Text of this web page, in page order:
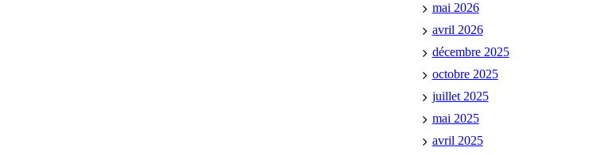
mai 2026
avril 2026
décembre 2025
octobre 2025
juillet 2025
mai 2025
avril 2025